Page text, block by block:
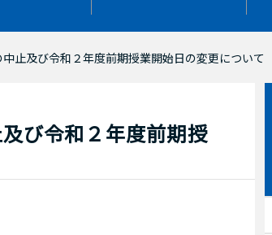
止及び令和２年度前期授業開始日の変更について
び令和２年度前期授